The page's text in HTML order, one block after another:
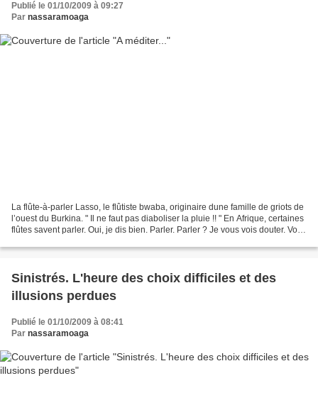
Publié le 01/10/2009 à 09:27
Par nassaramoaga
La flûte-à-parler Lasso, le flûtiste bwaba, originaire dune famille de griots de
l’ouest du Burkina. " Il ne faut pas diaboliser la pluie !! " En Afrique, certaines
flûtes savent parler. Oui, je dis bien. Parler. Parler ? Je vous vois douter. Vous
Sinistrés. L'heure des choix difficiles et des
illusions perdues
Publié le 01/10/2009 à 08:41
Par nassaramoaga